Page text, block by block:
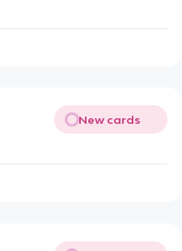
New cards